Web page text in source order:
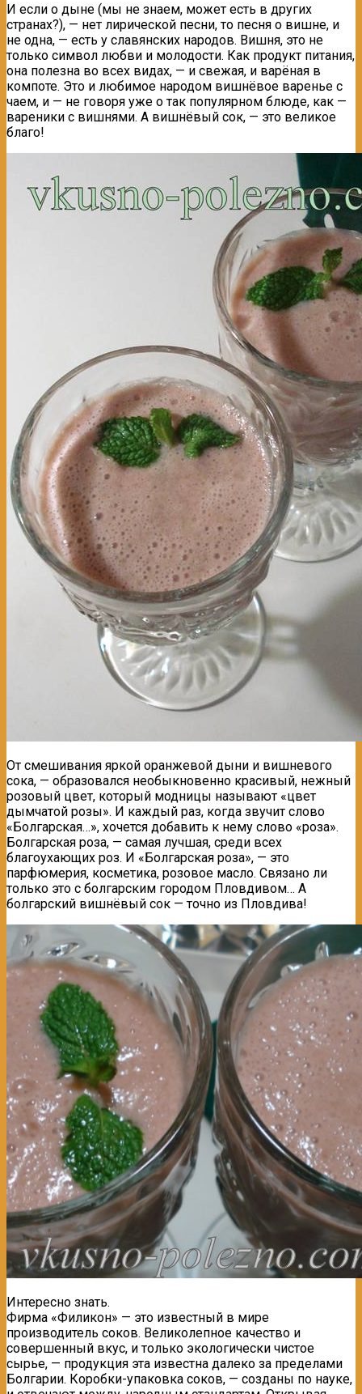
И если о дыне (мы не знаем, может есть в других
странах?), — нет лирической песни, то песня о вишне, и
не одна, — есть у славянских народов. Вишня, это не
только символ любви и молодости. Как продукт питания,
она полезна во всех видах, — и свежая, и варёная в
компоте. Это и любимое народом вишнёвое варенье с
чаем, и — не говоря уже о так популярном блюде, как —
вареники с вишнями. А вишнёвый сок, — это великое
благо!
От смешивания яркой оранжевой дыни и вишневого
сока, — образовался необыкновенно красивый, нежный
розовый цвет, который модницы называют «цвет
дымчатой розы». И каждый раз, когда звучит слово
«Болгарская…», хочется добавить к нему слово «роза».
Болгарская роза, — самая лучшая, среди всех
благоухающих роз. И «Болгарская роза», — это
парфюмерия, косметика, розовое масло. Связано ли
только это с болгарским городом Пловдивом… А
болгарский вишнёвый сок — точно из Пловдивa!
Интересно знать.
Фирма «Филикон» — это известный в мире
производитель соков. Великолепное качество и
совершенный вкус, и только экологически чистое
сырье, — продукция эта известна далеко за пределами
Болгарии. Коробки-упаковка соков, — созданы по науке,